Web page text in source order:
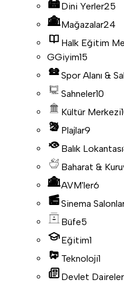
Dini Yerler25
Mağazalar24
Halk Eğitim
GGiyim15
Spor Alanı &
Sahneler10
Kültür Merkezi
Plajlar9
Balık Lokantası
Baharat &
AVM'ler6
Sinema
Büfe5
Eğitim1
Teknoloji1
Devlet